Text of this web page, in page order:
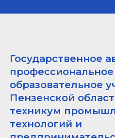
Государственное
профессиональное
образовательное
Пензенской
техникум
технологий и